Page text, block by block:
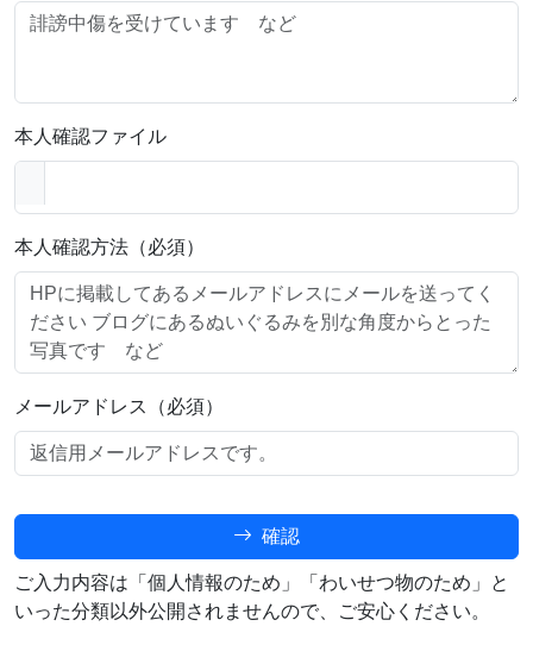
本人確認ファイル
本人確認方法（必須）
メールアドレス（必須）
確認
ご入力内容は「個人情報のため」「わいせつ物のため」と
いった分類以外公開されませんので、ご安心ください。